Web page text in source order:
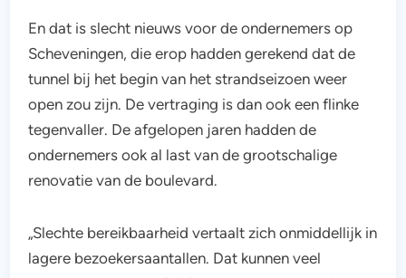
En dat is slecht nieuws voor de ondernemers op
Scheveningen, die erop hadden gerekend dat de
tunnel bij het begin van het strandseizoen weer
open zou zijn. De vertraging is dan ook een flinke
tegenvaller. De afgelopen jaren hadden de
ondernemers ook al last van de grootschalige
renovatie van de boulevard.
„Slechte bereikbaarheid vertaalt zich onmiddellijk in
lagere bezoekersaantallen. Dat kunnen veel